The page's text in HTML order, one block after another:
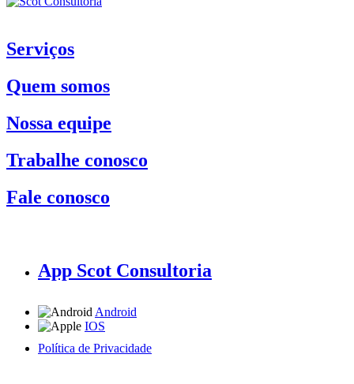
Serviços
Quem somos
Nossa equipe
Trabalhe conosco
Fale conosco
App Scot Consultoria
Android
IOS
Política de Privacidade